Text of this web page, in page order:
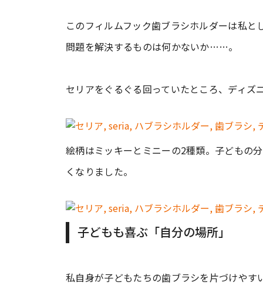
このフィルムフック歯ブラシホルダーは私
問題を解決するものは何かないか……。
セリアをぐるぐる回っていたところ、ディ
絵柄はミッキーとミニーの2種類。子どもの
くなりました。
子どもも喜ぶ「自分の場所」
私自身が子どもたちの歯ブラシを片づけや